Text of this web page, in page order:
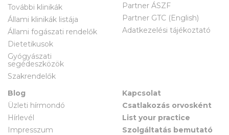
További klinikák
Állami klinikák listája
Állami fogászati rendelők
Dietetikusok
Gyógyászati
segédeszközök
Szakrendelők
Partner ÁSZF
Partner GTC (English)
Adatkezelési tájékoztató
Blog
Üzleti hírmondó
Hírlevél
Impresszum
Kapcsolat
Csatlakozás orvosként
List your practice
Szolgáltatás bemutató